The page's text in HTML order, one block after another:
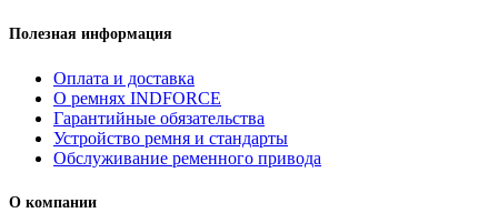
Полезная информация
Оплата и доставка
О ремнях INDFORCE
Гарантийные обязательства
Устройство ремня и стандарты
Обслуживание ременного привода
О компании